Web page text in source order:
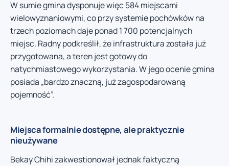
W sumie gmina dysponuje więc 584 miejscami
wielowyznaniowymi, co przy systemie pochówków na
trzech poziomach daje ponad 1 700 potencjalnych
miejsc. Radny podkreślił, że infrastruktura została już
przygotowana, a teren jest gotowy do
natychmiastowego wykorzystania. W jego ocenie gmina
posiada „bardzo znaczną, już zagospodarowaną
pojemność”.
Miejsca formalnie dostępne, ale praktycznie
nieużywane
Bekay Chihi zakwestionował jednak faktyczną